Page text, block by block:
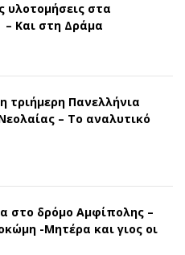
υλοτομήσεις στα
Και στη Δράμα
τριήμερη Πανελλήνια
– Το αναλυτικό
στο δρόμο Αμφίπολης –
-Μητέρα και γιος οι